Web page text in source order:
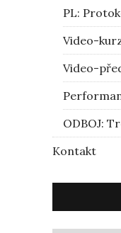
PL:
Video-
Video-
ODBOJ:
Kontakt